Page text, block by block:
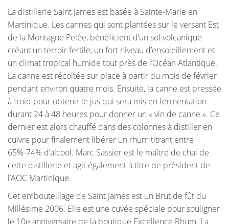
La distillerie Saint James est basée à Sainte-Marie en
Martinique. Les cannes qui sont plantées sur le versant Est
de la Montagne Pelée, bénéficient d’un sol volcanique
créant un terroir fertile, un fort niveau d’ensoleillement et
un climat tropical humide tout près de l’Océan Atlantique.
La canne est récoltée sur place à partir du mois de février
pendant environ quatre mois. Ensuite, la canne est pressée
à froid pour obtenir le jus qui sera mis en fermentation
durant 24 à 48 heures pour donner un « vin de canne ». Ce
dernier est alors chauffé dans des colonnes à distiller en
cuivre pour finalement libérer un rhum titrant entre
65%-74% d’alcool. Marc Sassier est le maître de chai de
cette distillerie et agit également à titre de président de
l’AOC Martinique.
Cet embouteillage de Saint James est un Brut de fût du
Millésime 2006. Elle est une cuvée spéciale pour souligner
le 10e anniversaire de la boutique Excellence Rhum. La